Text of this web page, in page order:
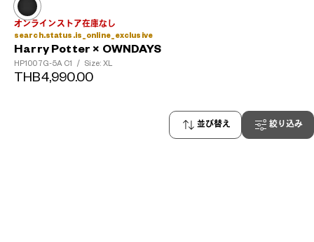
並び替え 絞り込み
オンラインストア在庫なし
search.status.is_online_exclusive
Harry Potter × OWNDAYS
HP1007G-5A C1 / Size: XL
THB4,990.00